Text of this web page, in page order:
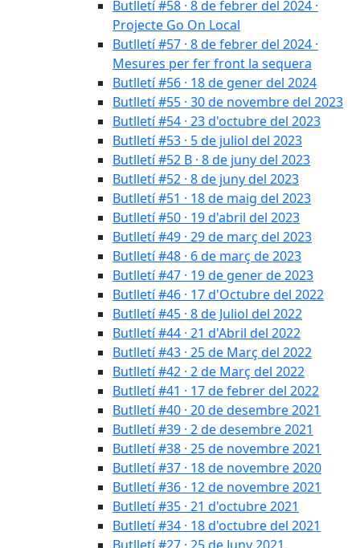
Butlletí #58 · 8 de febrer del 2024 ·
Projecte Go On Local
Butlletí #57 · 8 de febrer del 2024 ·
Mesures per fer front la sequera
Butlletí #56 · 18 de gener del 2024
Butlletí #55 · 30 de novembre del 2023
Butlletí #54 · 23 d'octubre del 2023
Butlletí #53 · 5 de juliol del 2023
Butlletí #52 B · 8 de juny del 2023
Butlletí #52 · 8 de juny del 2023
Butlletí #51 · 18 de maig del 2023
Butlletí #50 · 19 d'abril del 2023
Butlletí #49 · 29 de març del 2023
Butlletí #48 · 6 de març de 2023
Butlletí #47 · 19 de gener de 2023
Butlletí #46 · 17 d'Octubre del 2022
Butlletí #45 · 8 de Juliol del 2022
Butlletí #44 · 21 d'Abril del 2022
Butlletí #43 · 25 de Març del 2022
Butlletí #42 · 2 de Març del 2022
Butlletí #41 · 17 de febrer del 2022
Butlletí #40 · 20 de desembre 2021
Butlletí #39 · 2 de desembre 2021
Butlletí #38 · 25 de novembre 2021
Butlletí #37 · 18 de novembre 2020
Butlletí #36 · 12 de novembre 2021
Butlletí #35 · 21 d'octubre 2021
Butlletí #34 · 18 d'octubre del 2021